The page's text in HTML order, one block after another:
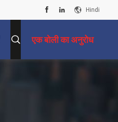
Hindi
एक बोली का अनुरोध